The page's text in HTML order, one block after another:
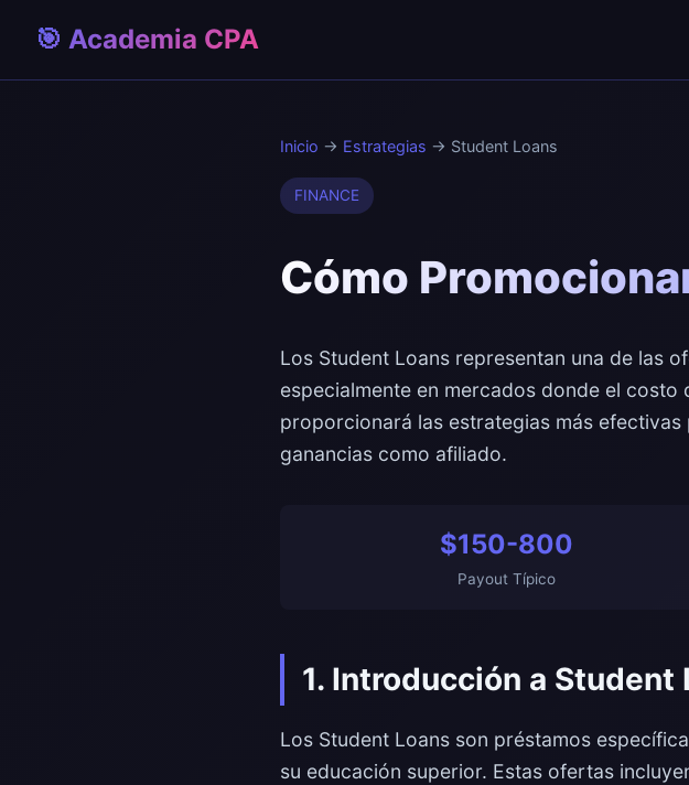
🎯 Academia CPA
Inicio → Estrategias → Student Loans
FINANCE
Cómo
Los Student Loans representan una de las
especialmente en mercados donde el
proporcionará las estrategias más
ganancias como afiliado.
$150-800
Payout Típico
1. Introducción a Student
Los Student Loans son préstamos
su educación superior. Estas ofertas